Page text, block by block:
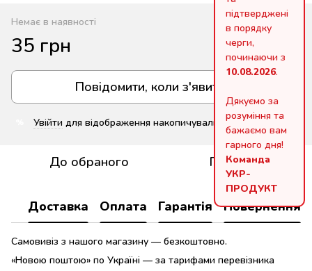
підтверджені
в порядку
черги,
починаючи з
10.08.2026.
Дякуємо за
розуміння та
бажаємо вам
гарного дня!
Команда
УКР-
ПРОДУКТ
Немає в наявності
35 грн
Повідомити, коли з'явиться
Увійти для відображення накопичувальної знижки
До обраного Порівняти
Доставка Оплата Гарантія Повернення
Самовивіз з нашого магазину — безкоштовно.
«Новою поштою» по Україні — за тарифами перевізника